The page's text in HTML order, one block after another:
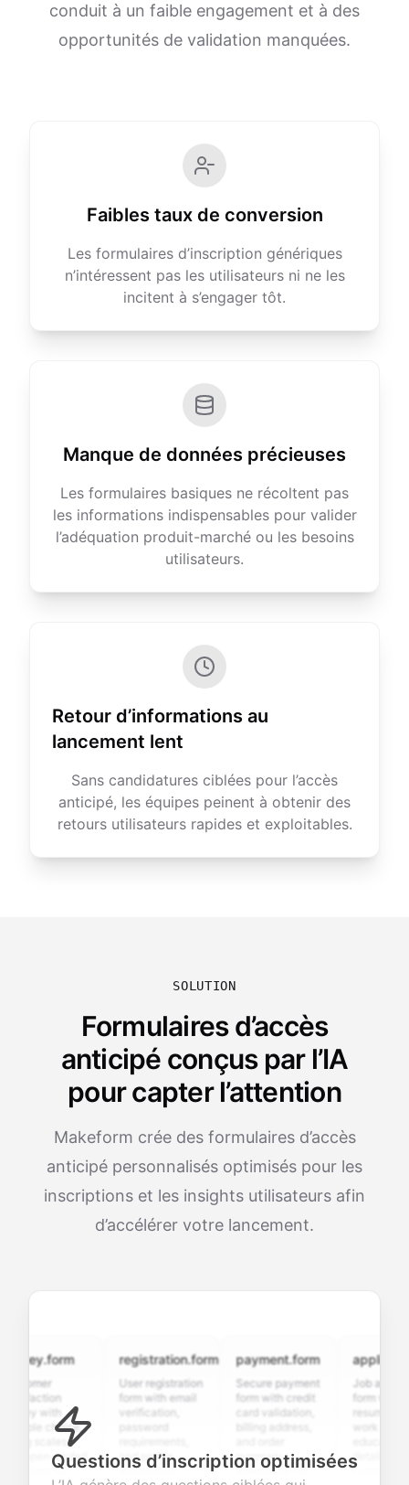
conduit à un faible engagement et à des
opportunités de validation manquées.
Faibles taux de conversion
Les formulaires d’inscription génériques
n’intéressent pas les utilisateurs ni ne les
incitent à s’engager tôt.
Manque de données précieuses
Les formulaires basiques ne récoltent pas
les informations indispensables pour valider
l’adéquation produit-marché ou les besoins
utilisateurs.
Retour d’informations au
lancement lent
Sans candidatures ciblées pour l’accès
anticipé, les équipes peinent à obtenir des
retours utilisateurs rapides et exploitables.
SOLUTION
Formulaires d’accès
anticipé conçus par l’IA
pour capter l’attention
Makeform crée des formulaires d’accès
anticipé personnalisés optimisés pour les
inscriptions et les insights utilisateurs afin
d’accélérer votre lancement.
with
choice,
ended
registration.form
User registration
form with email
verification,
and profile
information
payment.form
Secure payment
form with credit
card validation,
summary
integration for
Job application
form with
resume upload,
details, and
custom
Questions d’inscription optimisées